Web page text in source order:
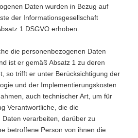
Daten wurden in Bezug auf
der Informationsgesellschaft
1 DSGVO erhoben.
die personenbezogenen Daten
ist er gemäß Absatz 1 zu deren
so trifft er unter Berücksichtigung der
und der Implementierungskosten
auch technischer Art, um für
Verantwortliche, die die
verarbeiten, darüber zu
betroffene Person von ihnen die